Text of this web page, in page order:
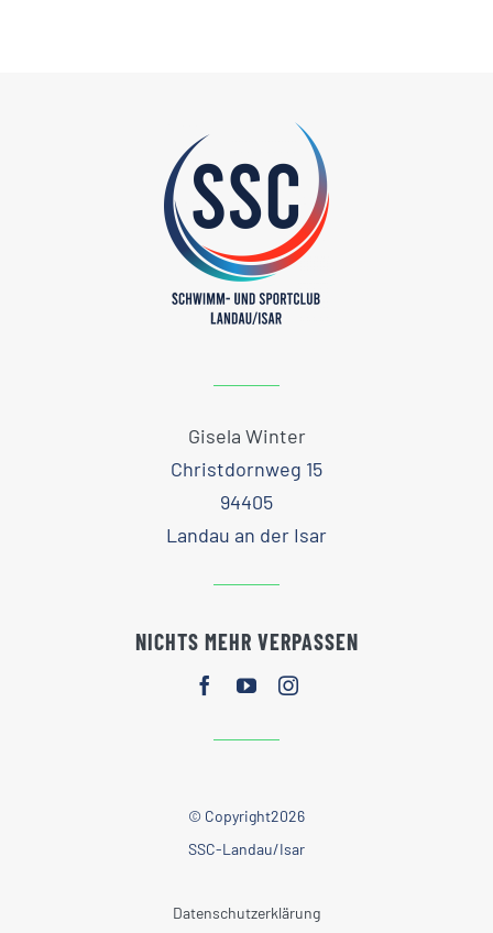
Gisela Winter
Christdornweg 15
94405
Landau an der Isar
NICHTS MEHR VERPASSEN
© Copyright2026
SSC-Landau/Isar
Datenschutzerklärung